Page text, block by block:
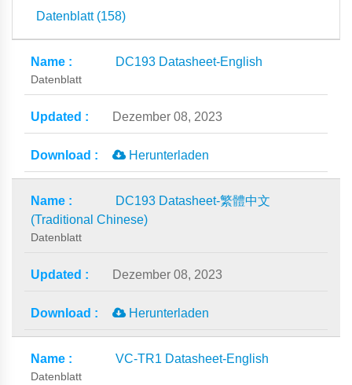
Datenblatt (158)
DC193 Datasheet-English
Datenblatt
Dezember 08, 2023
Herunterladen
DC193 Datasheet-繁體中文
(Traditional Chinese)
Datenblatt
Dezember 08, 2023
Herunterladen
VC-TR1 Datasheet-English
Datenblatt